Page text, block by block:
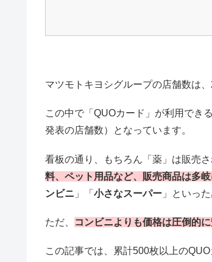
マツモトキヨシグループの店舗数は
この中で「QUOカード」が利用でき
発表の店舗数）となっています。
看板の通り、もちろん「薬」は販売
料、ペット用品など、販売商品は多
ンビニ 」「 小さなスーパー 」といっ
ただ、 コンビニよりも価格は圧倒的
この記事では、累計500枚以上の